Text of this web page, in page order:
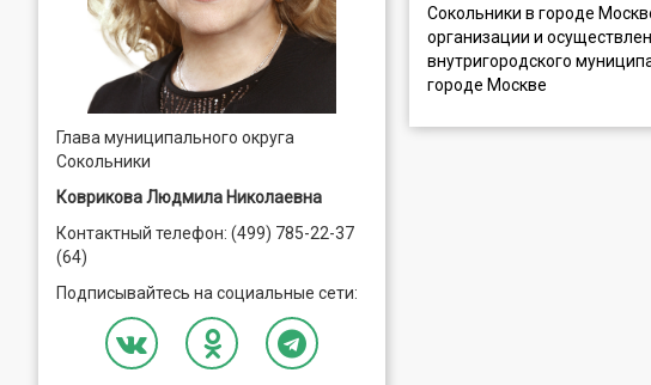
Глава муниципального округа
Сокольники
Коврикова Людмила Николаевна
Контактный телефон: (499) 785-22-37
(64)
Подписывайтесь на социальные сети:
Сокольники в городе
организации и
внутригородского
городе Москве